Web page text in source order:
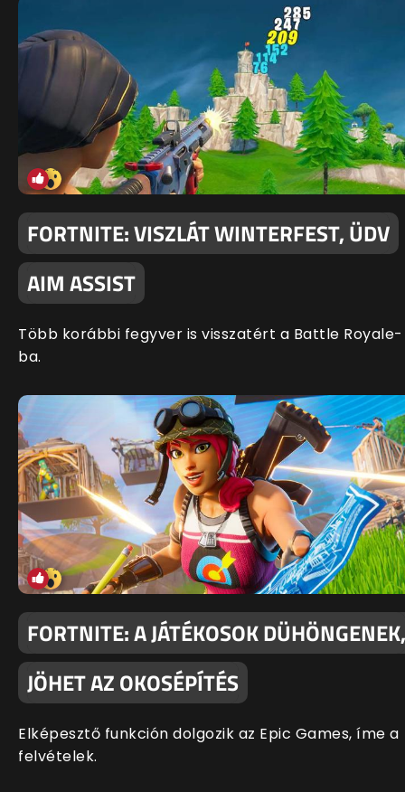
FORTNITE: VISZLÁT WINTERFEST, ÜDV
AIM ASSIST
Több korábbi fegyver is visszatért a Battle Royale-
ba.
FORTNITE: A JÁTÉKOSOK DÜHÖNGENEK,
JÖHET AZ OKOSÉPÍTÉS
Elképesztő funkción dolgozik az Epic Games, íme a
felvételek.